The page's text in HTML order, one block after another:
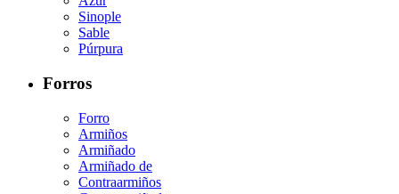
Sinople
Sable
Púrpura
Forros
Forro
Armiños
Armiñado
Armiñado de
Contraarmiños